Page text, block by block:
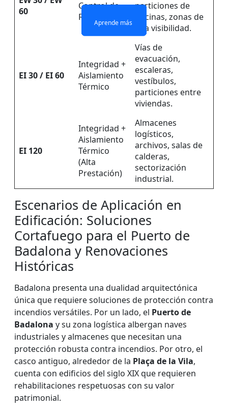
Aprende más
Aprende más
60
Control de
Radiación
particiones de
oficinas, zonas de
alta visibilidad.
EI 30 / EI 60
Integridad +
Aislamiento
Térmico
Vías de
evacuación,
escaleras,
vestíbulos,
particiones entre
viviendas.
EI 120
Integridad +
Aislamiento
Térmico
(Alta
Prestación)
Almacenes
logísticos,
archivos, salas de
calderas,
sectorización
industrial.
Escenarios de Aplicación en
Edificación: Soluciones
Cortafuego para el Puerto de
Badalona y Renovaciones
Históricas
Badalona presenta una dualidad arquitectónica
única que requiere soluciones de protección contra
incendios versátiles. Por un lado, el Puerto de
Badalona y su zona logística albergan naves
industriales y almacenes que necesitan una
protección robusta contra incendios. Por otro, el
casco antiguo, alrededor de la Plaça de la Vila,
cuenta con edificios del siglo XIX que requieren
rehabilitaciones respetuosas con su valor
patrimonial.